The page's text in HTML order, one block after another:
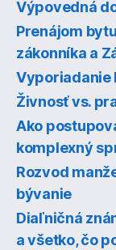
Výpovedná
Prenájom
zákonníka a
Vyporiadanie
Živnosť vs.
Ako
komplexný
Rozvod
bývanie
Diaľničná
a všetko, čo